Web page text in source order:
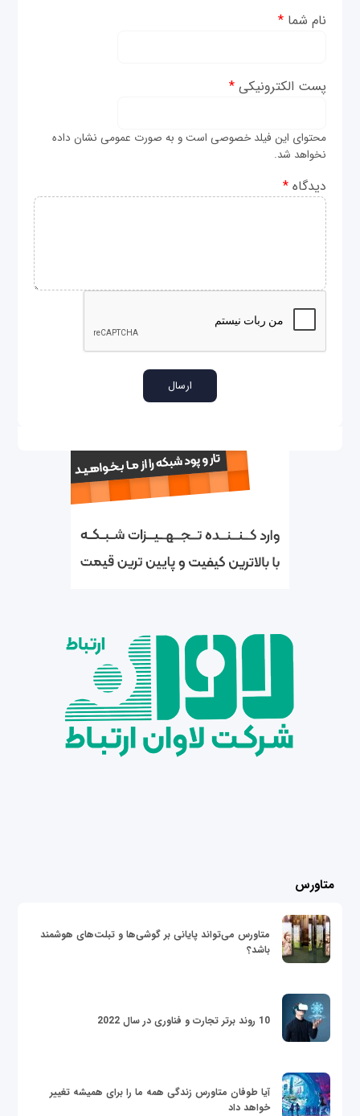
نام شما*
پست الکترونیکی*
محتوای این فیلد خصوصی است و به صورت عمومی نشان داده
نخواهد شد.
دیدگاه*
متاورس
متاورس می‌تواند پایانی بر گوشی‌ها و تبلت‌های هوشمند
باشد؟
10 روند برتر تجارت و فناوری در سال 2022
آیا طوفان متاورس زندگی همه ما را برای همیشه تغییر
خواهد داد